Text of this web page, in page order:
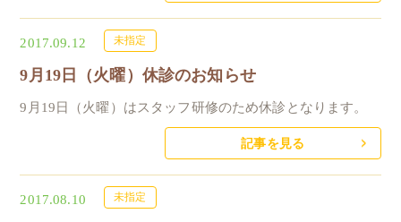
2017.09.12 未指定
9月19日（火曜）休診のお知らせ
9月19日（火曜）はスタッフ研修のため休診となります。
記事を見る
2017.08.10 未指定